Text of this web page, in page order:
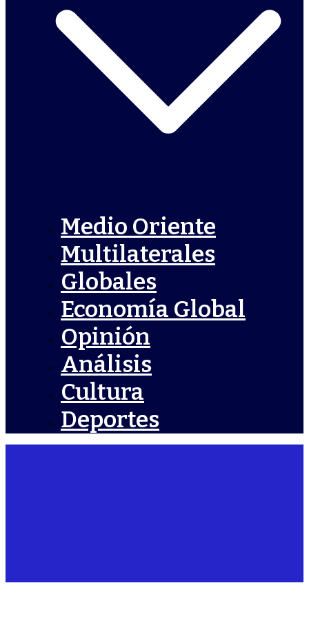
Medio Oriente
Multilaterales
Globales
Economía Global
Opinión
Análisis
Cultura
Deportes